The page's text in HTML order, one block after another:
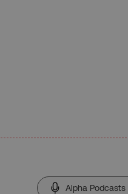
Alpha Podcasts